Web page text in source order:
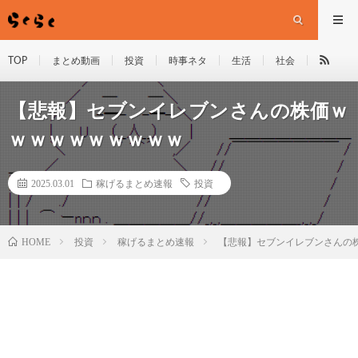
TOP まとめ動画 投資 時事ネタ 生活 社会
【悲報】セブンイレブンさんの株価ｗ
ｗｗｗｗｗｗｗｗｗ
2025.03.01 稼げるまとめ速報 投資
HOME 投資 稼げるまとめ速報 【悲報】セブンイレブンさん